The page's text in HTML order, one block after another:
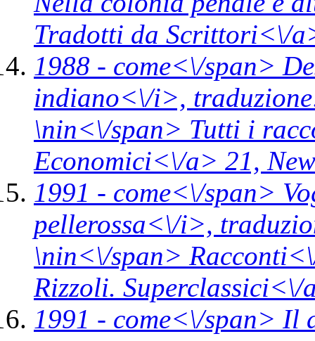
Tradotti da Scrittori<\/
1988 - come<\/span>
indiano<\/i>,
\nin<\/span> Tutti i
Economici<\/a> 21,
1991 - come<\/span>
pellerossa<\/i>,
\nin<\/span>
Rizzoli.
1991 - come<\/span> Il